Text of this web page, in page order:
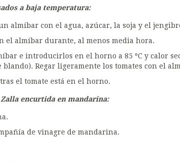
a baja temperatura:
almíbar con el agua, azúcar, la soja y el
el almíbar durante, al menos media hora.
e introducirlos en el horno a 85 ºC y calor
blando). Regar ligeramente los tomates con el
el tomate está en el horno.
encurtida en mandarina:
de vinagre de mandarina.